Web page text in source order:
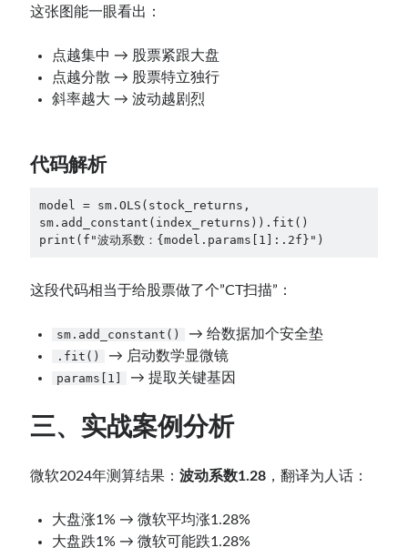
这张图能一眼看出：
点越集中 → 股票紧跟大盘
点越分散 → 股票特立独行
斜率越大 → 波动越剧烈
代码解析
model = sm.OLS(stock_returns,
sm.add_constant(index_returns)).fit()
print(f"波动系数：{model.params[1]:.2f}")
这段代码相当于给股票做了个”CT扫描”：
sm.add_constant() → 给数据加个安全垫
.fit() → 启动数学显微镜
params[1] → 提取关键基因
三、实战案例分析
微软2024年测算结果：波动系数1.28 ，翻译为人话：
大盘涨1% → 微软平均涨1.28%
大盘跌1% → 微软可能跌1.28%